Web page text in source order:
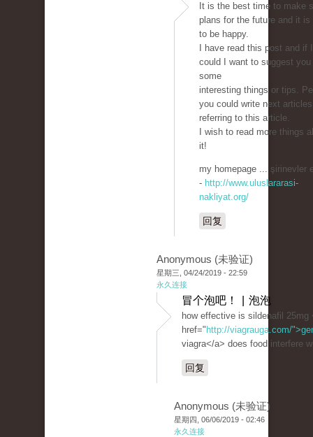
It is the best time to make
plans for the future and it is
to be happy.
I have read this post and if I
could I want to suggest you
some
interesting things or tips.
you could write next articles
referring to this article.
I wish to read more things
it!
my homepage ... şirinevler
- http://www.uluslararasi-
nakliyat.org/
回复
Anonymous (未验证)
星期三, 04/24/2019 - 22:59
永久连接
冒个泡吧！ | 泡泡
how effective is sildenafil 25mg
href=" http://viagrauga.com/
viagra</a> does food interfere
回复
Anonymous (未验证)
星期四, 06/06/2019 - 02:46
永久连接